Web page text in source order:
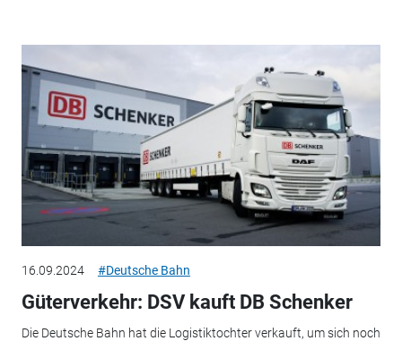
16.09.2024 #Deutsche Bahn
Güterverkehr: DSV kauft DB Schenker
Die Deutsche Bahn hat die Logistiktochter verkauft, um sich noch